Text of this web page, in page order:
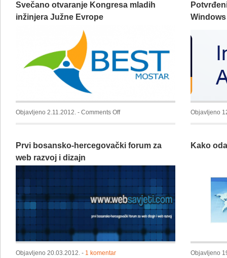
na
history)
Svečano otvaranje Kongresa mladih
inžinjera Južne Evrope
Objavljeno 2.11.2012. - Comments Offon
Svečano
Kongresa
inžinjera
Južne
Windows
Objavljeno
Prvi bosansko-hercegovački forum za
web razvoj i dizajn
Objavljeno 20.03.2012. - 1 komentar
Kako
Objavljeno